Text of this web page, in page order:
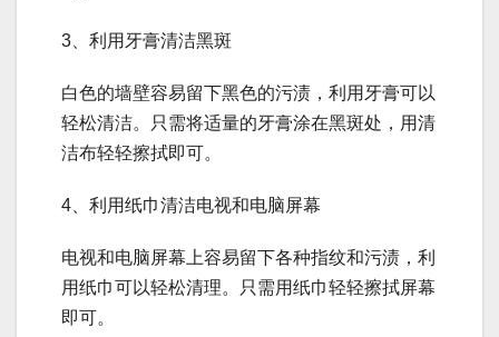
3、利用牙膏清洁黑斑
白色的墙壁容易留下黑色的污渍，利用牙膏可以
轻松清洁。只需将适量的牙膏涂在黑斑处，用清
洁布轻轻擦拭即可。
4、利用纸巾清洁电视和电脑屏幕
电视和电脑屏幕上容易留下各种指纹和污渍，利
用纸巾可以轻松清理。只需用纸巾轻轻擦拭屏幕
即可。